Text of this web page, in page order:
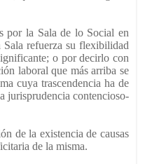
por la Sala de lo Social en
Sala refuerza su flexibilidad
o por decirlo con
laboral que más arriba se
cuya trascendencia ha de
jurisprudencia contencioso-
de la existencia de causas
de la misma.